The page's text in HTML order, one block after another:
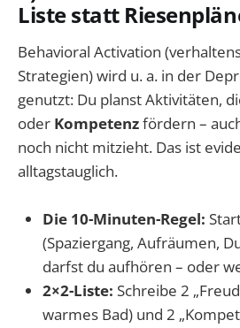
Liste statt
Behavioral Activation
Strategien) wird u. a. in der
genutzt: Du planst Aktivitäten,
oder Kompetenzfördern –
noch nicht mitzieht. Das ist
alltagstauglich.
Die 10-Minuten-Regel:
(Spaziergang, Aufräumen,
darfst du aufhören – oder
2×2-Liste: Schreibe 2
warmes Bad) und 2